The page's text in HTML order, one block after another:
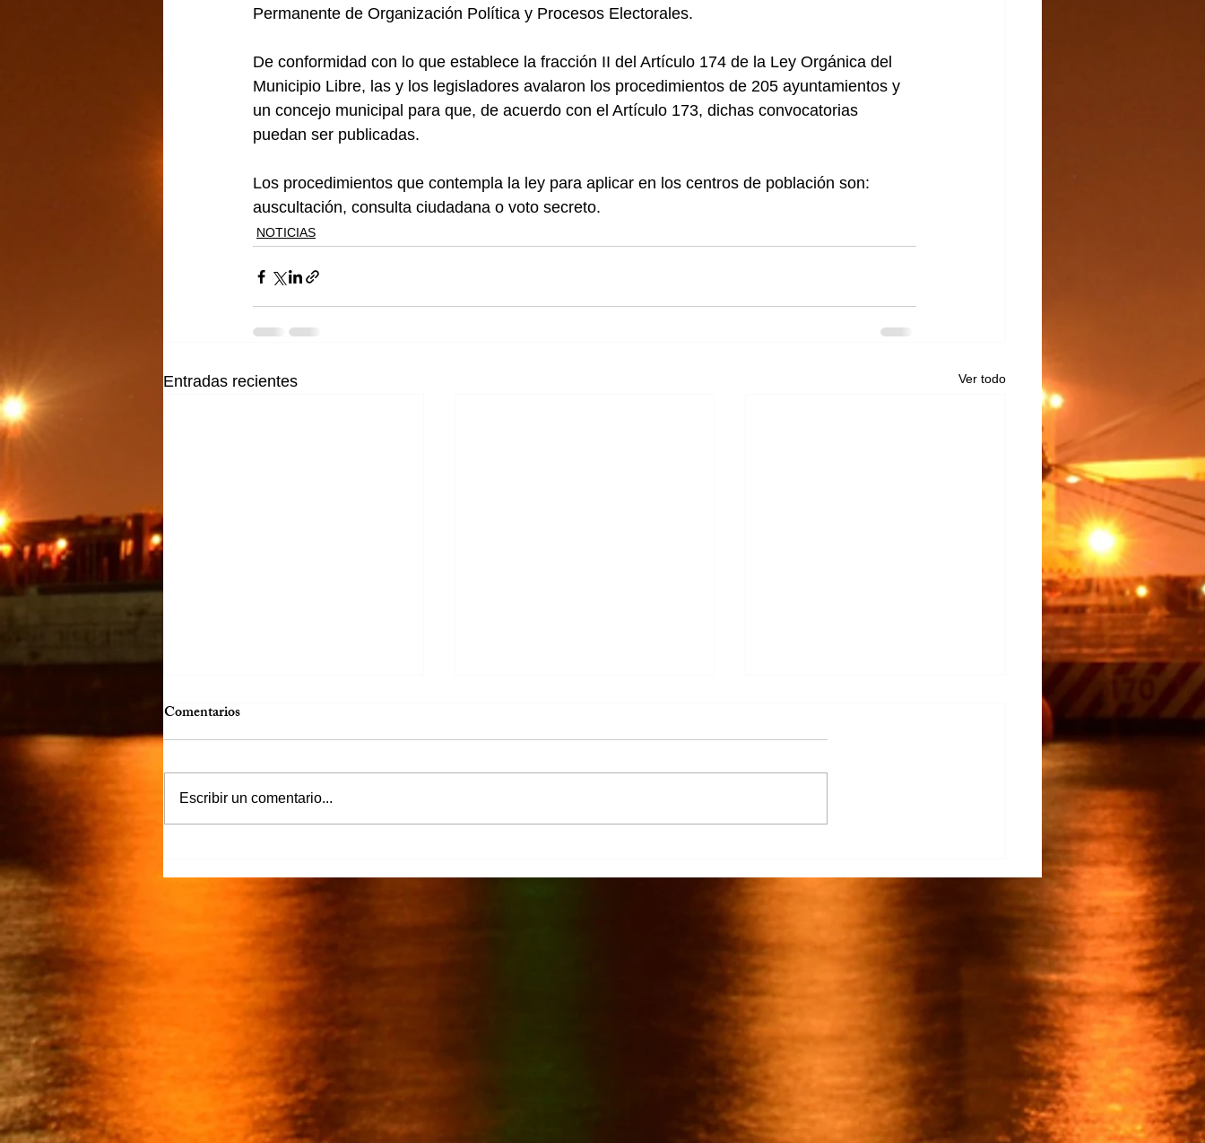
Permanente de Organización Política y Procesos Electorales.
De conformidad con lo que establece la fracción II del Artículo 174 de la Ley Orgánica del
Municipio Libre, las y los legisladores avalaron los procedimientos de 205 ayuntamientos y
un concejo municipal para que, de acuerdo con el Artículo 173, dichas convocatorias
puedan ser publicadas.
Los procedimientos que contempla la ley para aplicar en los centros de población son:
auscultación, consulta ciudadana o voto secreto.
NOTICIAS
Entradas recientes Ver todo
familiares y amigos
caña afectados por el cierre del
Desarrollo del TECNM Virtual
Comentarios
Escribir un comentario...